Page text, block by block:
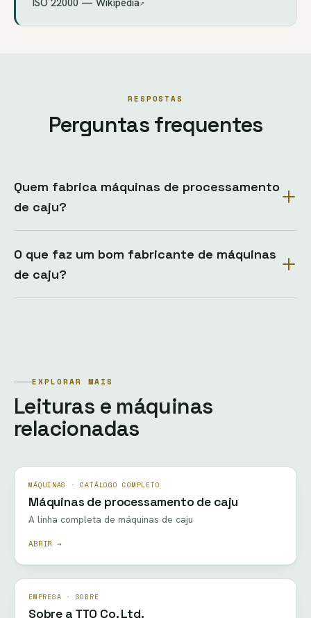
ISO 22000 — Wikipedia↗
RESPOSTAS
Perguntas frequentes
Quem fabrica máquinas de processamento
de caju?
O que faz um bom fabricante de máquinas
de caju?
EXPLORAR MAIS
Leituras e máquinas
relacionadas
MÁQUINAS · CATÁLOGO COMPLETO
Máquinas de processamento de caju
A linha completa de máquinas de caju
ABRIR →
EMPRESA · SOBRE
Sobre a TTQ Co. Ltd.